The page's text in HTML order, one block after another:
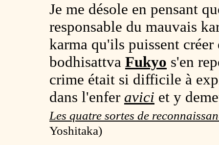
Je me désole en pensant
responsable du mauvais
karma qu'ils puissent
bodhisattva Fukyo s'en
crime était si difficile à
dans l'enfer avici et y
Les quatre sortes de
Yoshitaka)